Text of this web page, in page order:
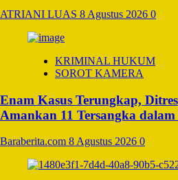
ATRIANI LUAS 8 Agustus 2026 0
KRIMINAL HUKUM
SOROT KAMERA
Enam Kasus Terungkap,
Amankan 11 Tersangka dalam
Baraberita.com 8 Agustus 2026 0